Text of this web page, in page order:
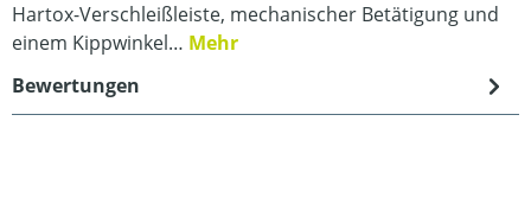
Hartox-Verschleißleiste, mechanischer Betätigung und
einem Kippwinkel… Mehr
Bewertungen